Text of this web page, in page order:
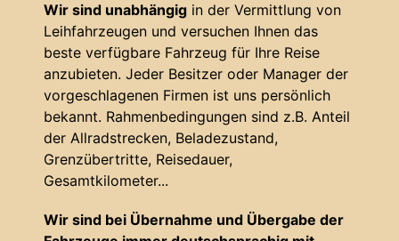
Wir sind unabhängig in der Vermittlung von
Leihfahrzeugen und versuchen Ihnen das
beste verfügbare Fahrzeug für Ihre Reise
anzubieten. Jeder Besitzer oder Manager der
vorgeschlagenen Firmen ist uns persönlich
bekannt. Rahmenbedingungen sind z.B. Anteil
der Allradstrecken, Beladezustand,
Grenzübertritte, Reisedauer,
Gesamtkilometer...
Wir sind bei Übernahme und Übergabe der